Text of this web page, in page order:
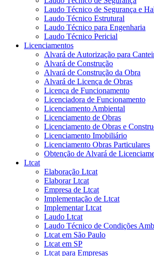
Laudo Técnico de Segurança e
Laudo Técnico Estrutural
Laudo Técnico para Engenharia
Laudo Técnico Pericial
Licenciamentos
Alvará de Autorização para
Alvará de Construção
Alvará de Construção da Obra
Alvará de Licença de Obras
Licença de Funcionamento
Licenciadora de Funcionamento
Licenciamento Ambiental
Licenciamento de Obras
Licenciamento de Obras e
Licenciamento Imobiliário
Licenciamento Obras Particulares
Obtenção de Alvará de
Ltcat
Elaboração Ltcat
Elaborar Ltcat
Empresa de Ltcat
Implementação de Ltcat
Implementar Ltcat
Laudo Ltcat
Laudo Técnico de Condições
Ltcat em São Paulo
Ltcat em SP
Ltcat para Empresas